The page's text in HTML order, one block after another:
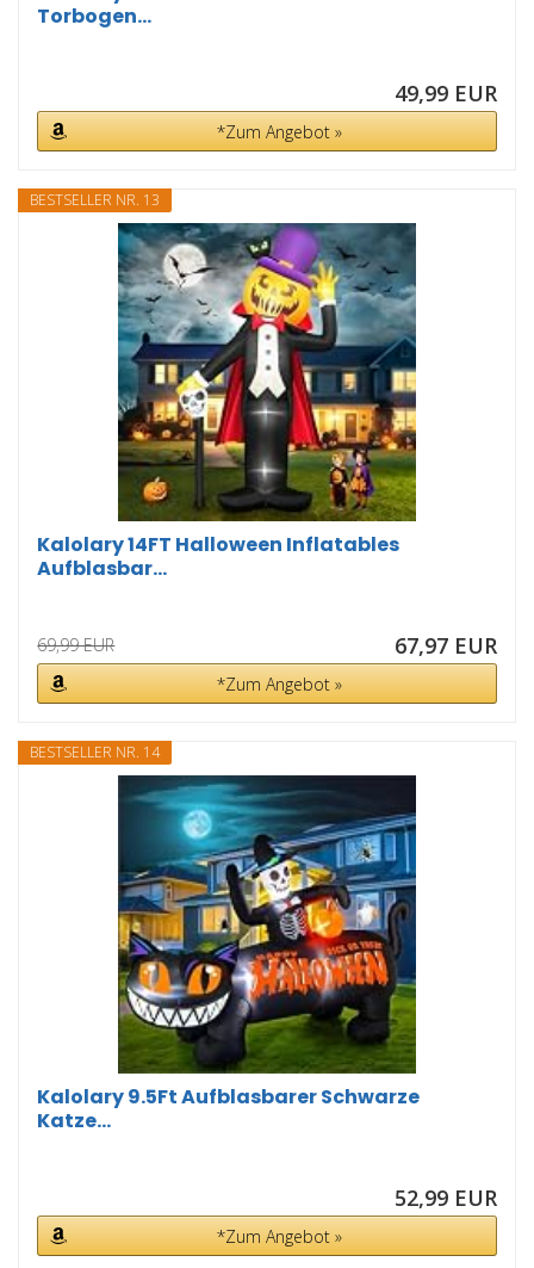
Torbogen...
49,99 EUR
*Zum Angebot »
BESTSELLER NR. 13
Kalolary 14FT Halloween Inflatables
Aufblasbar...
69,99 EUR 67,97 EUR
*Zum Angebot »
BESTSELLER NR. 14
Kalolary 9.5Ft Aufblasbarer Schwarze
Katze...
52,99 EUR
*Zum Angebot »